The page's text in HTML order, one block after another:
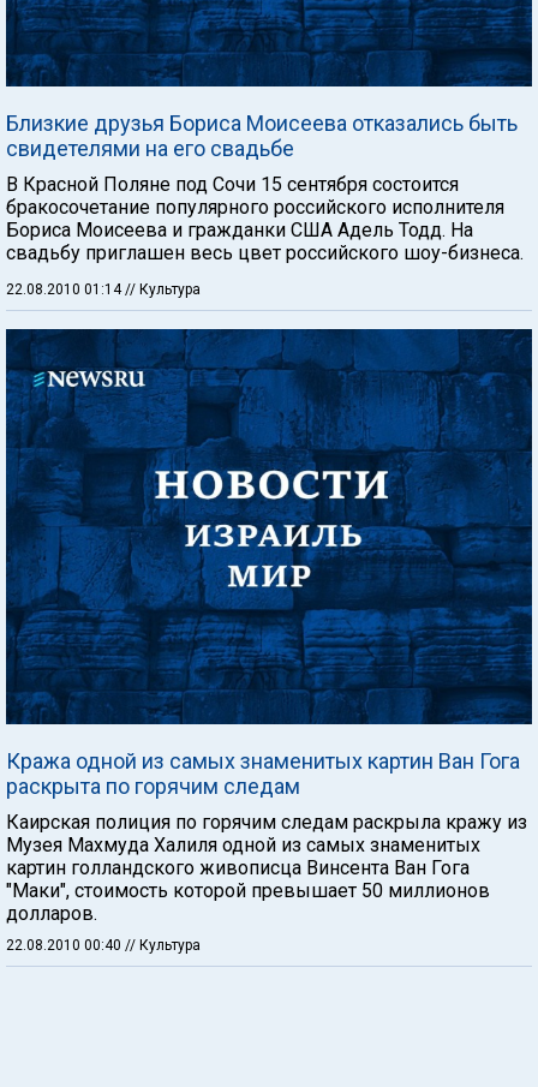
Близкие друзья Бориса Моисеева отказались быть
свидетелями на его свадьбе
В Красной Поляне под Сочи 15 сентября состоится
бракосочетание популярного российского исполнителя
Бориса Моисеева и гражданки США Адель Тодд. На
свадьбу приглашен весь цвет российского шоу-бизнеса.
22.08.2010 01:14// Культура
Кража одной из самых знаменитых картин Ван Гога
раскрыта по горячим следам
Каирская полиция по горячим следам раскрыла кражу из
Музея Махмуда Халиля одной из самых знаменитых
картин голландского живописца Винсента Ван Гога
"Маки", стоимость которой превышает 50 миллионов
долларов.
22.08.2010 00:40 // Культура